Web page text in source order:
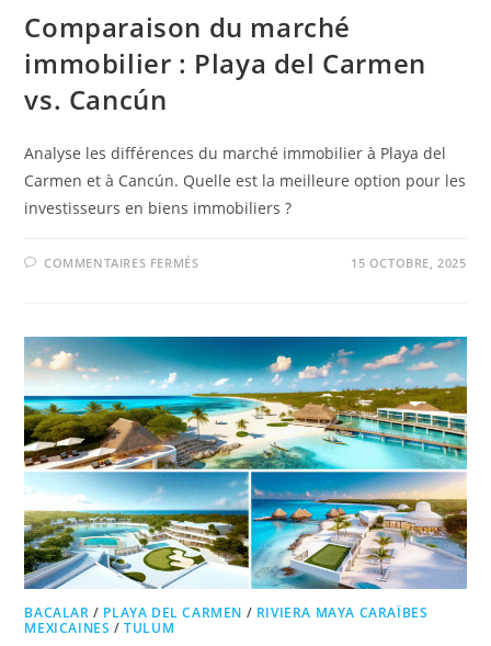
Comparaison du marché
immobilier : Playa del Carmen
vs. Cancún
Analyse les différences du marché immobilier à Playa del
Carmen et à Cancún. Quelle est la meilleure option pour les
investisseurs en biens immobiliers ?
COMMENTAIRES FERMÉS 15 OCTOBRE, 2025
BACALAR / PLAYA DEL CARMEN / RIVIERA MAYA CARAÏBES
MEXICAINES /TULUM